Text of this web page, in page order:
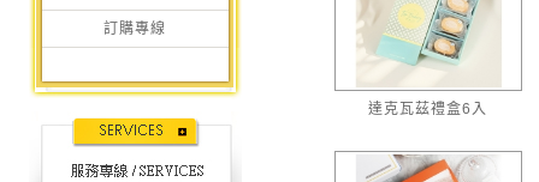
訂購專線
達克瓦茲禮盒6入